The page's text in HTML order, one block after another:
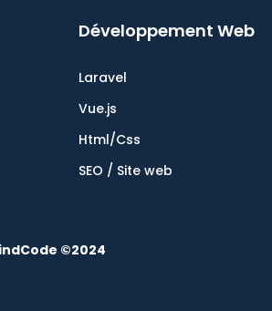
Développement Web
Laravel
Vue.js
Html/Css
SEO / Site web
©2024